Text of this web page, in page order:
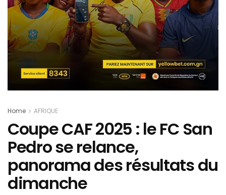
Home AFRIQUE
Coupe CAF 2025 : le FC San
Pedro se relance,
panorama des résultats du
dimanche